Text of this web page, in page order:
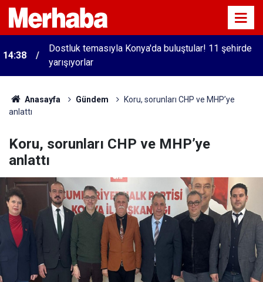
14:38
Dostluk temasıyla Konya'da buluştular! 11 şehirde
yarışıyorlar
Anasayfa Gündem
Koru, sorunları CHP ve MHP’ye
anlattı
Koru, sorunları CHP ve MHP’ye
anlattı